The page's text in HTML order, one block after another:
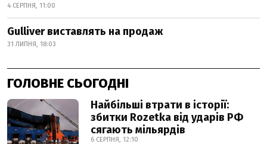
4 СЕРПНЯ, 11:00
Gulliver виставлять на продаж
31 ЛИПНЯ, 18:03
ГОЛОВНЕ СЬОГОДНІ
Найбільші втрати в історії:
збитки Rozetka від ударів РФ
сягають мільярдів
6 СЕРПНЯ, 12:10